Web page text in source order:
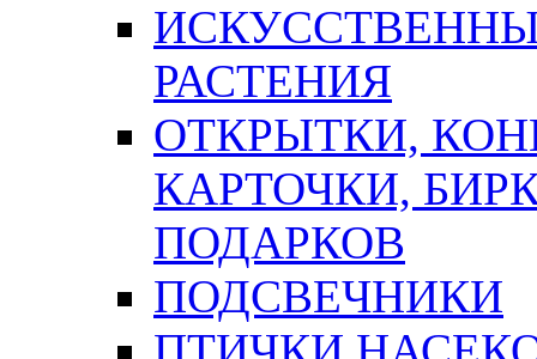
РАСТЕНИЯ
ОТКРЫТКИ,
КАРТОЧКИ,
ПОДАРКОВ
ПОДСВЕЧНИКИ